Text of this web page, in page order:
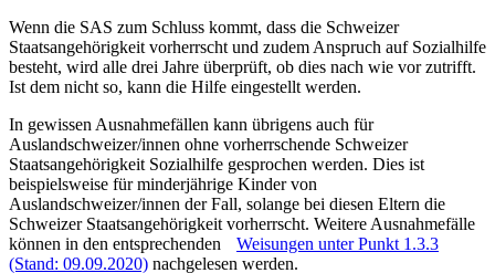
Wenn die SAS zum Schluss kommt, dass die Schweizer
Staatsangehörigkeit vorherrscht und zudem Anspruch auf Sozialhilfe
besteht, wird alle drei Jahre überprüft, ob dies nach wie vor zutrifft.
Ist dem nicht so, kann die Hilfe eingestellt werden.
In gewissen Ausnahmefällen kann übrigens auch für
Auslandschweizer/innen ohne vorherrschende Schweizer
Staatsangehörigkeit Sozialhilfe gesprochen werden. Dies ist
beispielsweise für minderjährige Kinder von
Auslandschweizer/innen der Fall, solange bei diesen Eltern die
Schweizer Staatsangehörigkeit vorherrscht. Weitere Ausnahmefälle
können in den entsprechenden
Weisungen unter Punkt 1.3.3
(Stand: 09.09.2020) nachgelesen werden.